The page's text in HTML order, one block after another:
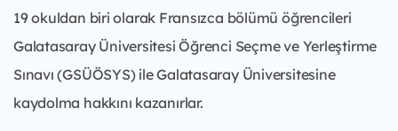
19 okuldan biri olarak Fransızca bölümü öğrencileri
Galatasaray Üniversitesi Öğrenci Seçme ve Yerleştirme
Sınavı (GSÜÖSYS) ile Galatasaray Üniversitesine
kaydolma hakkını kazanırlar.